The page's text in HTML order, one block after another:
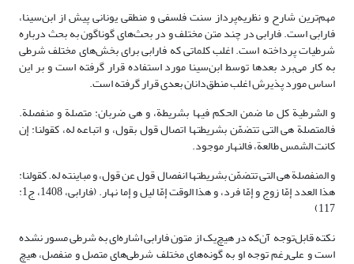
مهم‌ترین شارح و نظریه‌پرداز سنت فلسفی و منطقی یونانی پیش از ابن‌سینا،
فارابی است. فارابی در چند متن مختلف و در بحث‌های گوناگون به بحث درباره
شرطیات پرداخته است. اغلب کلماتی که فارابی برای بخش‌های مختلف شرطی
به کار می‌برد بعدها توسط ابن‌سینا مورد استفاده قرار گرفته است و بر این
اساس مورد پذیرش اغلب منطق‌دانان بعدی قرار گرفته است.
و الشرطیة کل ما ضمن الحکم فیها بشریطة، و هى ضربان: متصلة و منفصلة.
فالمتصلة هى التی تتضمّن بشریطتها اتصال قول بقول، و اتباعه له، کقولنا: إن
کانت الشمس طالعة، فالنهار موجود.
و المنفصلة هى التی تتضمّن بشریطتها انفصال قول عن قول، و مباینته له. کقولنا:
هذا العدد إمّا زوج و إمّا فرد، و هذا الوقت إمّا لیل و إما نهار. (فارابی، 1408، ج1:
117)
نکته قابل‌توجه آن‌که در هیچ‌یک از متون فارابی اشاره‌ای به شرطی مسور نشده
است و علی‌رغم توجه او به گونه‌های مختلف شرطی‌های متصل و منفصل، هیچ